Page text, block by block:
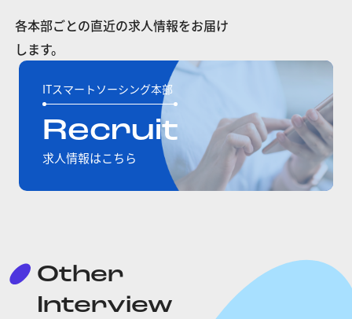
各本部ごとの直近の求人情報をお届け
します。
ITスマートソーシング本部
Recruit
求人情報はこちら
Other
Interview